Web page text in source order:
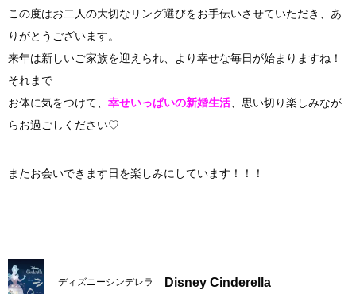
この度はお二人の大切なリング選びをお手伝いさせていただき、あ
りがとうございます。
来年は新しいご家族を迎えられ、より幸せな毎日が始まりますね！
それまで
お体に気をつけて、 幸せいっぱいの新婚生活 、思い切り楽しみなが
らお過ごしください♡
またお会いできます日を楽しみにしています！！！
ディズニーシンデレラ Disney Cinderella